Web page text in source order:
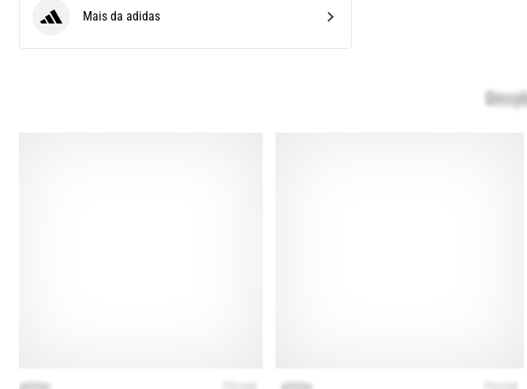
adidas Mais da adidas